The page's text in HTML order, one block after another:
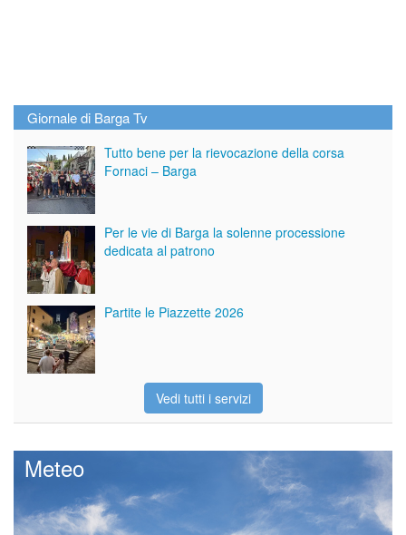
Giornale di Barga Tv
Tutto bene per la rievocazione della corsa
Fornaci – Barga
Per le vie di Barga la solenne processione
dedicata al patrono
Partite le Piazzette 2026
Vedi tutti i servizi
Meteo